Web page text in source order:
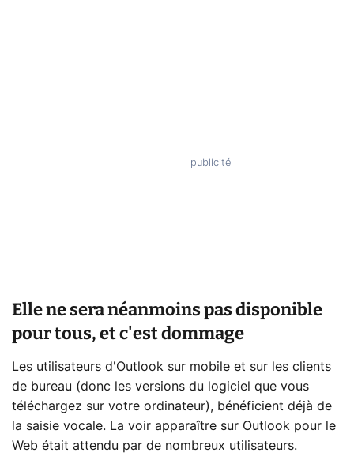
Elle ne sera néanmoins pas disponible
pour tous, et c'est dommage
Les utilisateurs d'Outlook sur mobile et sur les clients
de bureau (donc les versions du logiciel que vous
téléchargez sur votre ordinateur), bénéficient déjà de
la saisie vocale. La voir apparaître sur Outlook pour le
Web était attendu par de nombreux utilisateurs.